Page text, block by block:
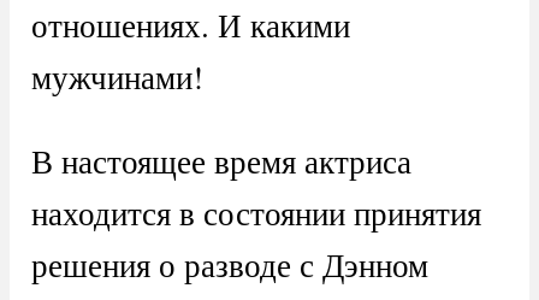
отношениях. И какими
мужчинами!
В настоящее время актриса
находится в состоянии принятия
решения о разводе с Дэнном